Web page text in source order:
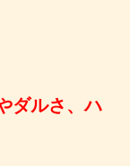
ダルさ、ハ